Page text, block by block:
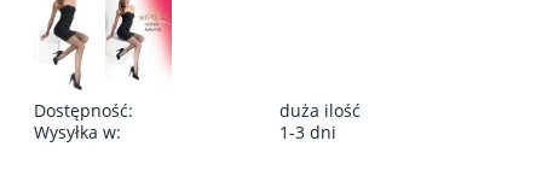
Dostępność:
duża ilość
Wysyłka w:
1-3 dni